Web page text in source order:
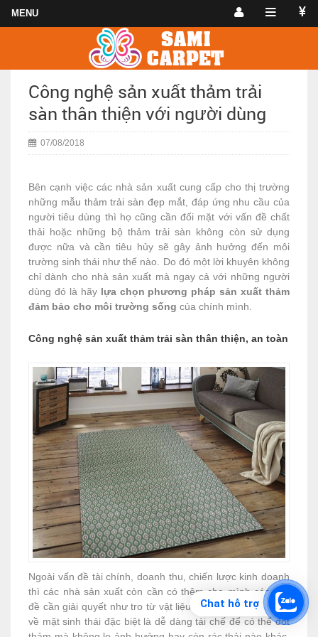
Công nghệ sản xuất thảm trải
sàn thân thiện với người dùng
07/08/2018
Bên cạnh việc các nhà sản xuất cung cấp cho thị trường
những mẫu thảm trải sàn đẹp mắt, đáp ứng nhu cầu của
người tiêu dùng thì họ cũng cần đối mặt với vấn đề chất
thải hoặc những bộ thảm trải sàn không còn sử dụng
được nữa và cần tiêu hủy sẽ gây ảnh hưởng đến môi
trường sinh thái như thế nào. Do đó một lời khuyên không
chỉ dành cho nhà sản xuất mà ngay cả với những người
dùng đó là hãy lựa chọn phương pháp sản xuất thảm
đảm bảo cho môi trường sống của chính mình.
Công nghệ sản xuất thảm trải sàn thân thiện, an toàn
Ngoài vấn đề tài chính, doanh thu, chiến lược kinh doanh
thì các nhà sản xuất còn cần có thêm cho mình các vấn
đề cần giải quyết như tro từ vật liệu thải bị đốt sẽ gây hại
về mặt sinh thái đặc biệt là dễ dàng tái chế để có thể đốt
Chat hỗ trợ